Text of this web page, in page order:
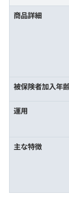
商品詳細
被保険者加入年
運用
主な特徴